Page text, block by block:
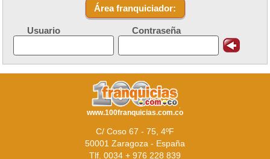
Área franquiciador:
Usuario Contraseña
www.100franquicias.com.co
C/ Coso 67 - 75, 4ºF
50001 Zaragoza - España
Tlf. 0034 + 976 228 839